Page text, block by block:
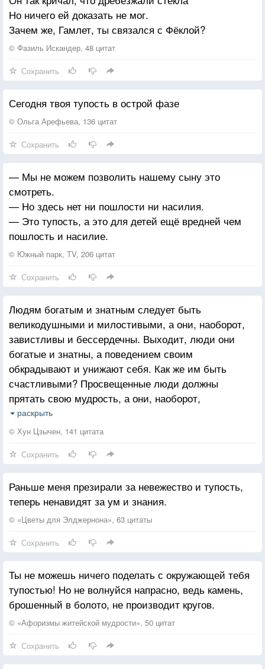
То, что сегодня вечность, —
Минуты все сомнут.
О, жизни быстротечность!
Но ничего ей доказать не мог.
Зачем же, Гамлет, ты связался с Фёклой?
© Фазиль Искандер, 48 цитат
Сохранить
Сегодня твоя тупость в острой фазе
© Ольга Арефьева, 136 цитат
Сохранить
— Мы не можем позволить нашему сыну это
смотреть.
— Но здесь нет ни пошлости ни насилия.
— Это тупость, а это для детей ещё вредней чем
пошлость и насилие.
© Южный парк, TV, 206 цитат
Сохранить
Людям богатым и знатным следует быть
великодушными и милостивыми, а они, наоборот,
завистливы и бессердечны. Выходит, люди они
богатые и знатны, а поведением своим
обкрадывают и унижают себя. Как же им быть
счастливыми? Просвещенные люди должны
прятать свою мудрость, а они, наоборот,
выставляют ее напоказ всему свету. Выходит, люди
они просвещенные, а страдают скудоумием
раскрыть
© Хун Цзычен, 141 цитата
Сохранить
Раньше меня презирали за невежество и тупость,
теперь ненавидят за ум и знания.
© «Цветы для Элджернона», 63 цитаты
Сохранить
Ты не можешь ничего поделать с окружающей тебя
тупостью! Но не волнуйся напрасно, ведь камень,
брошенный в болото, не производит кругов.
© «Афоризмы житейской мудрости», 50 цитат
Сохранить